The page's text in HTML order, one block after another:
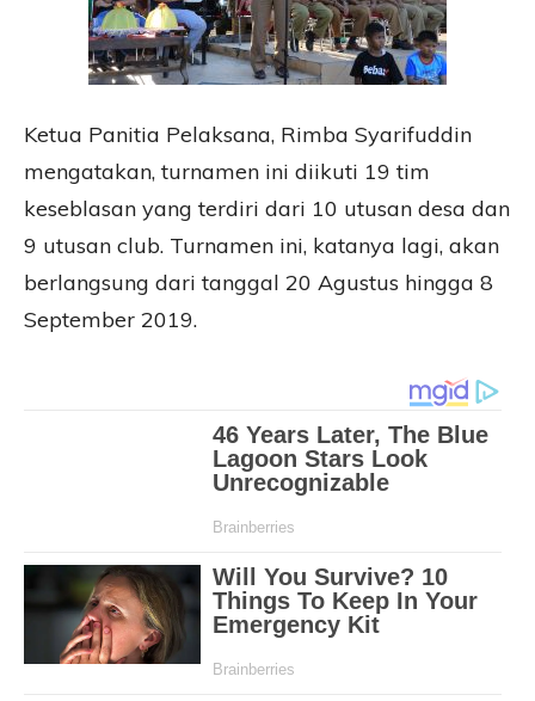
Ketua Panitia Pelaksana, Rimba Syarifuddin
mengatakan, turnamen ini diikuti 19 tim
keseblasan yang terdiri dari 10 utusan desa dan
9 utusan club. Turnamen ini, katanya lagi, akan
berlangsung dari tanggal 20 Agustus hingga 8
September 2019.